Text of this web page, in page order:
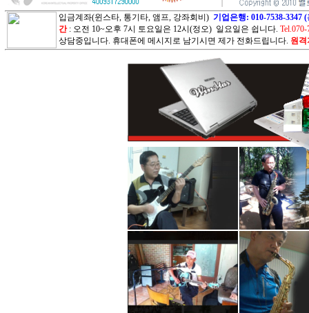
입금계좌(윈스타, 통기타, 앰프, 강좌회비) 기업은행: 010-7538-3347
간 : 오전 10~오후 7시 토요일은 12시(정오) 일요일은 쉽니다.
상담중입니다. 휴대폰에 메시지로 남기시면 제가 전화드립니다. 원